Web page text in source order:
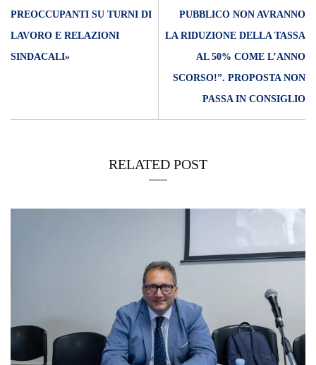
PREOCCUPANTI SU TURNI DI
LAVORO E RELAZIONI
SINDACALI»
PUBBLICO NON AVRANNO
LA RIDUZIONE DELLA TASSA
AL 50% COME L’ANNO
SCORSO!”. PROPOSTA NON
PASSA IN CONSIGLIO
RELATED POST